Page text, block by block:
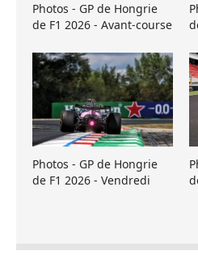
Photos - GP de Hongrie
de F1 2026 - Avant-course
Photos - GP de Hongrie
de F1 2026 - Vendredi